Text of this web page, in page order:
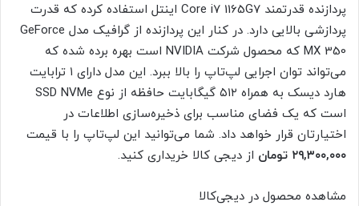
پردازنده قدرتمند Core i7 1165G7 اینتل استفاده کرده که قدرت
پردازشی بالایی دارد. در کنار این پردازنده از گرافیک مدل GeForce
MX 350 که محصول شرکت NVIDIA است بهره برده شده که
می‌تواند توان اجرایی لپ‌تاپ را بالا ببرد. این مدل دارای ۱ ترابایت
هارد دیسک به همراه ۵۱۲ گیگابایت حافظه از نوع SSD NVMe
است که یک فضای مناسب برای ذخیره‌سازی اطلاعات در
اختیارتان قرار خواهد داد. شما می‌توانید این لپ‌تاپ را با قیمت
۲۹,۳۰۰,۰۰۰ تومان از دیجی کالا خریداری کنید.
مشاهده محصول در دیجی‌کالا